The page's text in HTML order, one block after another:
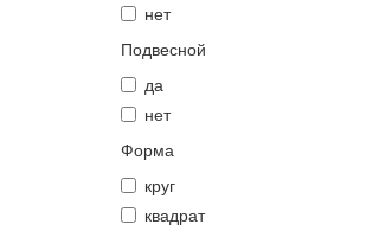
нет
Подвесной
да
нет
Форма
круг
квадрат